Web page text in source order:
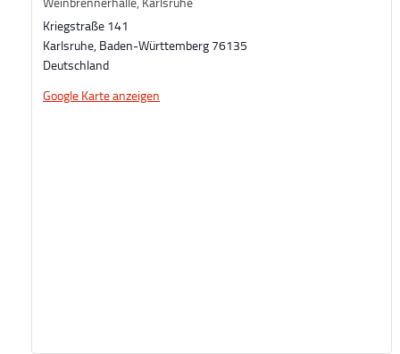
Kriegstraße 141
Karlsruhe, Baden-Württemberg 76135
Deutschland
Google Karte anzeigen